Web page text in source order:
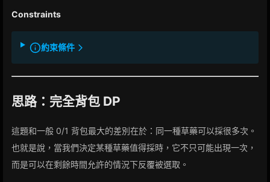
Constraints
約束條件
思路：完全背包 DP
這題和一般 0/1 背包最大的差別在於：同一種草藥可以採很多次。
也就是說，當我們決定某種草藥值得採時，它不只可能出現一次，
而是可以在剩餘時間允許的情況下反覆被選取。